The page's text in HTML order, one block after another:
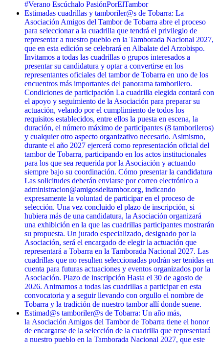
#Verano Escúchalo PasiónPorElTambor
Estimadas cuadrillas y tamboriler@s de Tobarra: La
Asociación Amigos del Tambor de Tobarra abre el proceso
para seleccionar a la cuadrilla que tendrá el privilegio de
representar a nuestro pueblo en la Tamborada Nacional 2027,
que en esta edición se celebrará en Albalate del Arzobispo.
Invitamos a todas las cuadrillas o grupos interesados a
presentar su candidatura y optar a convertirse en los
representantes oficiales del tambor de Tobarra en uno de los
encuentros más importantes del panorama tamborilero.
Condiciones de participación La cuadrilla elegida contará con
el apoyo y seguimiento de la Asociación para preparar su
actuación, velando por el cumplimiento de todos los
requisitos establecidos, entre ellos la puesta en escena, la
duración, el número máximo de participantes (8 tamborileros)
y cualquier otro aspecto organizativo necesario. Asimismo,
durante el año 2027 ejercerá como representación oficial del
tambor de Tobarra, participando en los actos institucionales
para los que sea requerida por la Asociación y actuando
siempre bajo su coordinación. Cómo presentar la candidatura
Las solicitudes deberán enviarse por correo electrónico a
administracion@amigosdeltambor.org, indicando
expresamente la voluntad de participar en el proceso de
selección. Una vez concluido el plazo de inscripción, si
hubiera más de una candidatura, la Asociación organizará
una exhibición en la que las cuadrillas participantes mostrarán
su propuesta. Un jurado especializado, designado por la
Asociación, será el encargado de elegir la actuación que
representará a Tobarra en la Tamborada Nacional 2027. Las
cuadrillas que no resulten seleccionadas podrán ser tenidas en
cuenta para futuras actuaciones y eventos organizados por la
Asociación. Plazo de inscripción Hasta el 30 de agosto de
2026. Animamos a todas las cuadrillas a participar en esta
convocatoria y a seguir llevando con orgullo el nombre de
Tobarra y la tradición de nuestro tambor allí donde suene.
Estimad@s tamboriler@s de Tobarra: Un año más,
la Asociación Amigos del Tambor de Tobarra tiene el honor
de encargarse de la selección de la cuadrilla que representará
a nuestro pueblo en la Tamborada Nacional 2027, que este